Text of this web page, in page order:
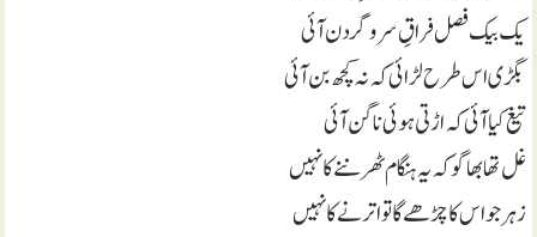
یک بیک فصل فراقِ سرو گردن آئی
بگڑی اس طرح لڑائی کہ نہ کچھ بن آئی
تیغ کیا آئی کہ اڑتی ہوئی ناگن آئی
غل تھا بھاگو کہ یہ ہنگام ٹھرننے کا نہیں
زہر جو اس کا چڑھے گا تو اترنے کا نہیں